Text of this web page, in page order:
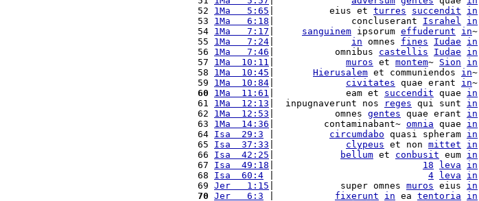
52 1Ma   5:65 |          eius et turres succendit in
53 1Ma   6:18 |              concluserant Israhel in
54 1Ma   7:17 sanguinem ipsorum effuderunt in~
55 1Ma   7:24 in omnes fines Iudae in
56 1Ma   7:46 |           omnibus castellis Iudae in
57 1Ma  10:11 muros et montem~ Sion in
58 1Ma  10:45 Hierusalem et communiendos in~
59 1Ma  10:84 civitates quae erant in~
60
1Ma  11:61 |             eam et succendit quae in
61 1Ma  12:13 |  inpugnaverunt nos reges qui sunt in
62 1Ma  12:53 |           omnes gentes quae erant in
63 1Ma  14:36 |         contaminabant~ omnia quae in
64 Isa  29:3 circumdabo quasi spheram in
65 Isa  37:33 clypeus et non mittet in
66 Isa  42:25 bellum et conbusit eum in
67 Isa  49:18 18 leva in
68 Isa  60:4 4 leva in
69 Jer   1:15 |            super omnes muros eius in
70 Jer   6:3 fixerunt in ea tentoria in